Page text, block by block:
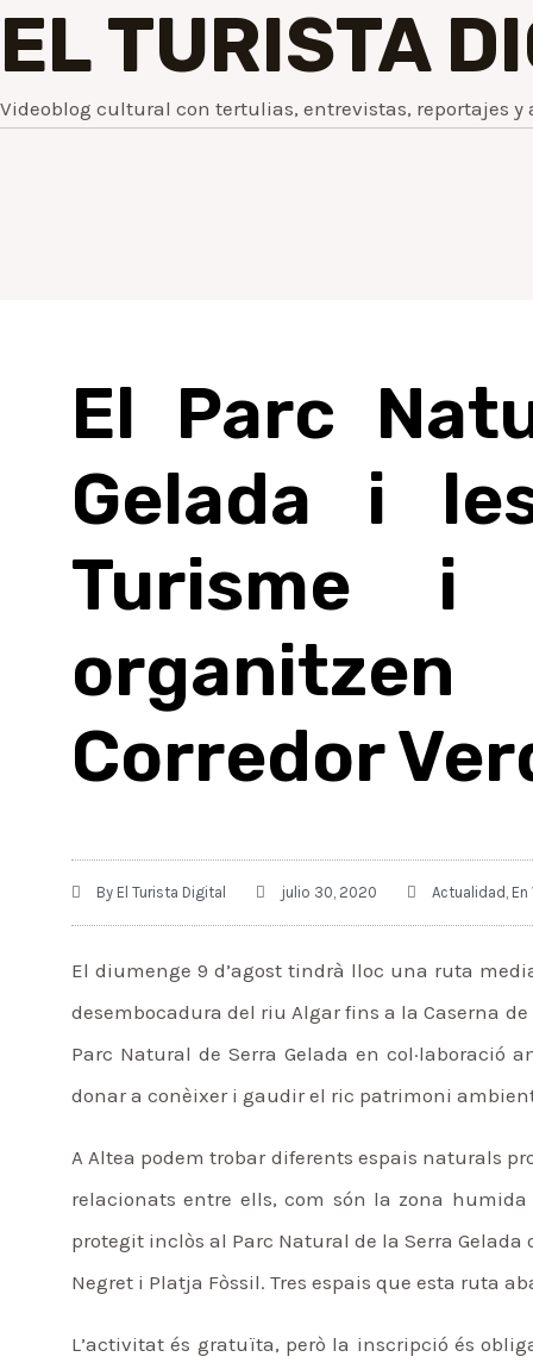
EL TURISTA
Videoblog cultural con tertulias, entrevistas, reportajes y
El Parc
Gelada i
Turisme i
Corredor
By El Turista Digital julio 30, 2020 Actualidad
El diumenge 9 d’agost tindrà lloc una ruta
desembocadura del riu Algar fins a la Caserna
Parc Natural de Serra Gelada en col·laboració
donar a conèixer i gaudir el ric patrimoni
A Altea podem trobar diferents espais naturals
relacionats entre ells, com són la zona
protegit inclòs al Parc Natural de la Serra
Negret i Platja Fòssil. Tres espais que esta ruta
L’activitat és gratuïta, però la inscripció és